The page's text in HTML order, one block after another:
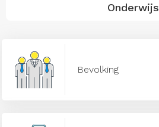
Onderwijs
Bevolking